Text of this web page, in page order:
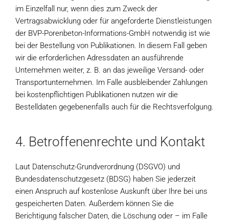
im Einzelfall nur, wenn dies zum Zweck der
Vertragsabwicklung oder für angeforderte Dienstleistungen
der BVP-Porenbeton-Informations-GmbH notwendig ist wie
bei der Bestellung von Publikationen. In diesem Fall geben
wir die erforderlichen Adressdaten an ausführende
Unternehmen weiter, z. B. an das jeweilige Versand- oder
Transportunternehmen. Im Falle ausbleibender Zahlungen
bei kostenpflichtigen Publikationen nutzen wir die
Bestelldaten gegebenenfalls auch für die Rechtsverfolgung.
4. Betroffenenrechte und Kontakt
Laut Datenschutz-Grundverordnung (DSGVO) und
Bundesdatenschutzgesetz (BDSG) haben Sie jederzeit
einen Anspruch auf kostenlose Auskunft über Ihre bei uns
gespeicherten Daten. Außerdem können Sie die
Berichtigung falscher Daten, die Löschung oder – im Falle